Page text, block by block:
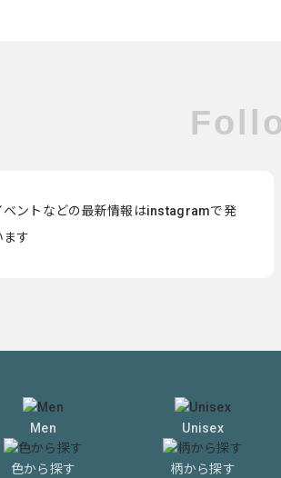
ベントなどの最新情報はinstagramで発
ます
Men Unisex
色から探す 柄から探す